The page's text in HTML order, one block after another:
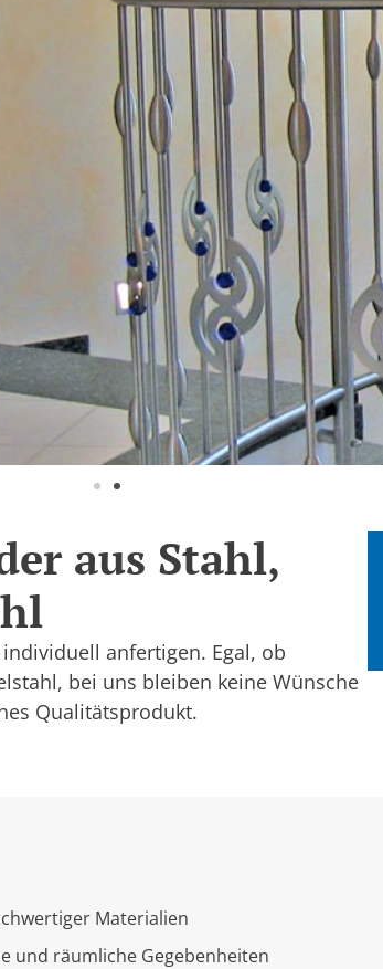
aus Stahl,
anfertigen. Egal, ob
bei uns bleiben keine Wünsche
Qualitätsprodukt.
Materialien
und räumliche Gegebenheiten